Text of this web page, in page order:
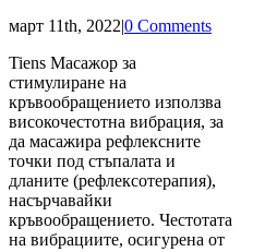
март 11th, 2022|0 Comments
Tiens Масажор за
стимулиране на
кръвообращението използва
високочестотна вибрация, за
да масажира рефлексните
точки под стъпалата и
дланите (рефлексотерапия),
насърчавайки
кръвообращението. Честотата
на вибрациите, осигурена от